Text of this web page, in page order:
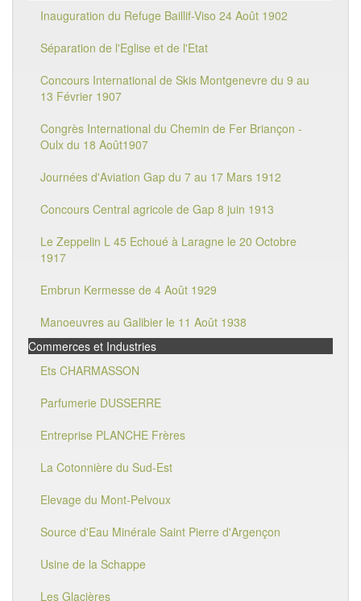
Inauguration du Refuge Baillif-Viso 24 Août 1902
Séparation de l'Eglise et de l'Etat
Concours International de Skis Montgenevre du 9 au
13 Février 1907
Congrès International du Chemin de Fer Briançon -
Oulx du 18 Août1907
Journées d'Aviation Gap du 7 au 17 Mars 1912
Concours Central agricole de Gap 8 juin 1913
Le Zeppelin L 45 Echoué à Laragne le 20 Octobre
1917
Embrun Kermesse de 4 Août 1929
Manoeuvres au Galibier le 11 Août 1938
Commerces et Industries
Ets CHARMASSON
Parfumerie DUSSERRE
Entreprise PLANCHE Frères
La Cotonnière du Sud-Est
Elevage du Mont-Pelvoux
Source d'Eau Minérale Saint Pierre d'Argençon
Usine de la Schappe
Les Glacières